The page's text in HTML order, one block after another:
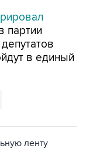
в единый
сайта